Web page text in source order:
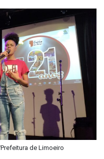
de Limoeiro